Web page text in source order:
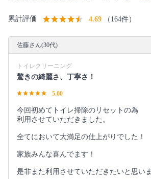
累計評価 4.69 （164件）
佐藤さん(30代)
トイレクリーニング
驚きの綺麗さ、丁寧さ！
5.00
今回初めてトイレ掃除のリセットの為
利用させていただきました。
全てにおいて大満足の仕上がりでした！
家族みんな喜んでます！
是非また利用させていただきたいと思い